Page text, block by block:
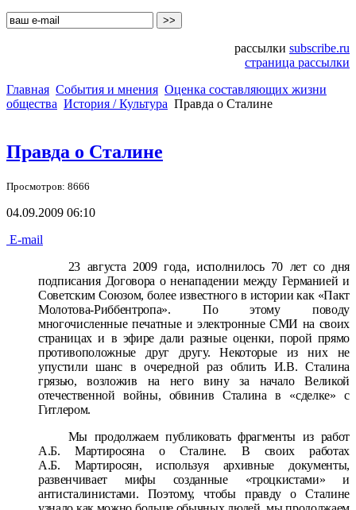
рассылки subscribe.ru
страница рассылки
Главная События и мнения Оценка составляющих жизни
общества История / Культура Правда о Сталине
Правда о Сталине
Просмотров: 8666
04.09.2009 06:10
E-mail
23 августа 2009 года, исполнилось 70 лет со дня
подписания Договора о ненападении между Германией и
Советским Союзом, более известного в истории как «Пакт
Молотова-Риббентропа». По этому поводу
многочисленные печатные и электронные СМИ на своих
страницах и в эфире дали разные оценки, порой прямо
противоположные друг другу. Некоторые из них не
упустили шанс в очередной раз облить И.В. Сталина
грязью, возложив на него вину за начало Великой
отечественной войны, обвинив Сталина в «сделке» с
Гитлером.
Мы продолжаем публиковать фрагменты из работ
А.Б. Мартиросяна о Сталине. В своих работах
А.Б. Мартиросян, используя архивные документы,
развенчивает мифы созданные «троцкистами» и
антисталинистами. Поэтому, чтобы правду о Сталине